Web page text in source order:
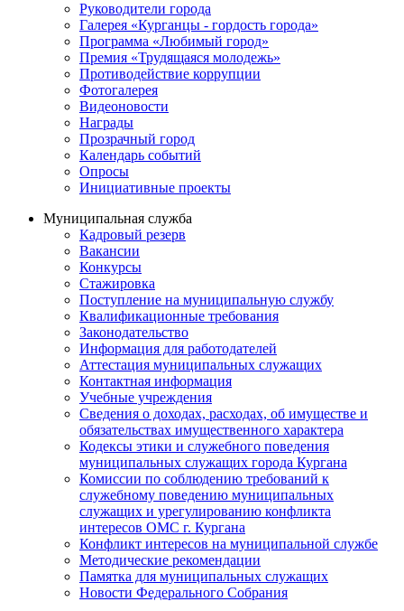
Руководители города
Галерея «Курганцы - гордость города»
Программа «Любимый город»
Премия «Трудящаяся молодежь»
Противодействие коррупции
Фотогалерея
Видеоновости
Награды
Прозрачный город
Календарь событий
Опросы
Инициативные проекты
Муниципальная служба
Кадровый резерв
Вакансии
Конкурсы
Стажировка
Поступление на муниципальную службу
Квалификационные требования
Законодательство
Информация для работодателей
Аттестация муниципальных служащих
Контактная информация
Учебные учреждения
Сведения о доходах, расходах, об имуществе и
обязательствах имущественного характера
Кодексы этики и служебного поведения
муниципальных служащих города Кургана
Комиссии по соблюдению требований к
служебному поведению муниципальных
служащих и урегулированию конфликта
интересов ОМС г. Кургана
Конфликт интересов на муниципальной службе
Методические рекомендации
Памятка для муниципальных служащих
Новости Федерального Cобрания